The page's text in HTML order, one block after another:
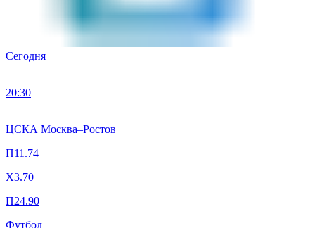
Сегодня
20:30
ЦСКА Москва–Ростов
П11.74
X3.70
П24.90
Футбол